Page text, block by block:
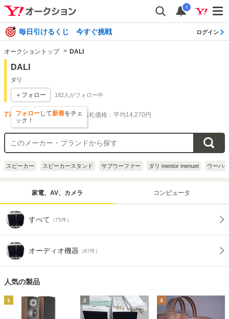
i
毎日引けるくじ 今すぐ挑戦 ログイン
オークショントップ DALI
DALI
ダリ
＋フォロー
フォローして新着をチェ
ック！
182 人がフォロー中
77 件出品されています 落札価格：平均14,270円
スピーカー スピーカースタンド サブウーファー ダリ mentor menuet ウーハー
家電、AV、カメラ コンピュータ
すべて （75件）
オーディオ機器 （67件）
人気の製品
1 2 3